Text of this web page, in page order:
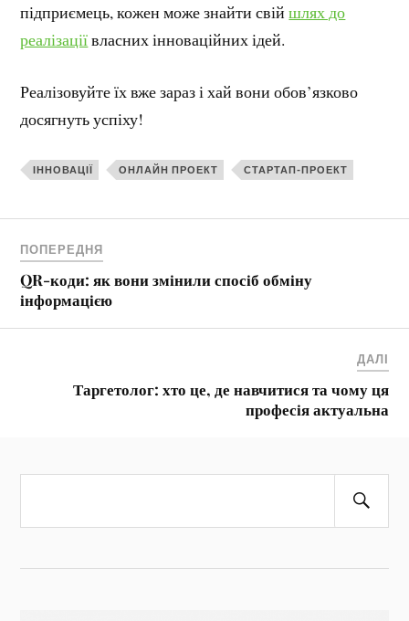
підприємець, кожен може знайти свійшлях до
реалізаціївласних інноваційних ідей.
Реалізовуйте їх вже зараз і хай вони обов’язково
досягнуть успіху!
ІННОВАЦІЇ ОНЛАЙН ПРОЕКТ СТАРТАП-ПРОЕКТ
ПОПЕРЕДНЯ
QR-коди: як вони змінили спосіб обміну
інформацією
ДАЛІ
Таргетолог: хто це, де навчитися та чому ця
професія актуальна